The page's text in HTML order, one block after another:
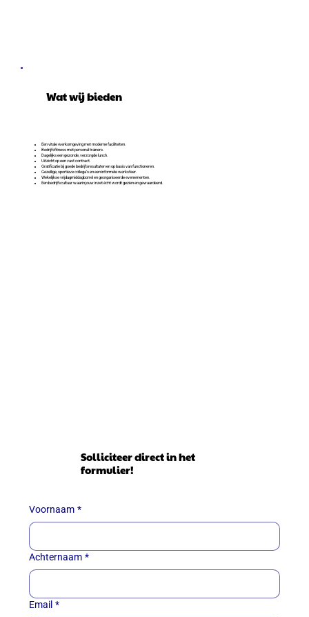
Wat wij bieden
Een vitale werkomgeving met moderne faciliteiten.
Bedrijfsfitness met personal trainers.
Dagelijks een gezonde, verzorgde lunch.
Uitzicht op een vast contract.
Gratificatie bij goede bedrijfsresultaten en op basis van functioneren.
Gezellige, sportieve collega’s en een informele werksfeer.
Wekelijkse vrijdagmiddagborrel en georganiseerde evenementen.
Een bedrijfscultuur waarin jouw inzet écht wordt gezien en gewaardeerd.
Solliciteer direct in het
formulier!
Voornaam *
Achternaam *
Email *